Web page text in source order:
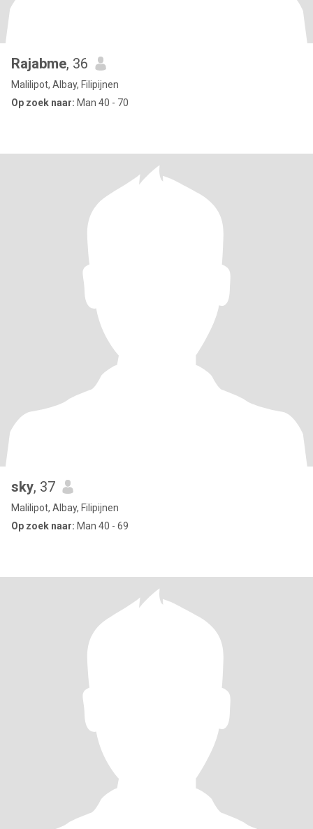
Rajabme, 36
Malilipot, Albay, Filipijnen
Op zoek naar: Man 40 - 70
sky, 37
Malilipot, Albay, Filipijnen
Op zoek naar: Man 40 - 69